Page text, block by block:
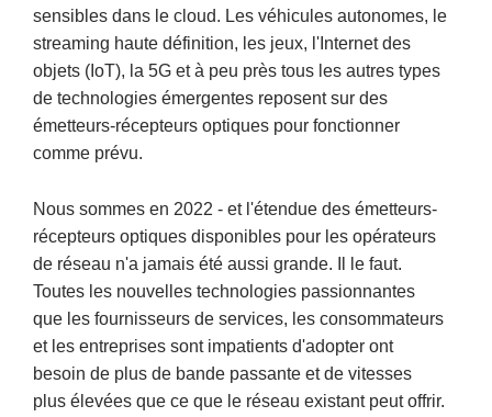
sensibles dans le cloud. Les véhicules autonomes, le
streaming haute définition, les jeux, l'Internet des
objets (IoT), la 5G et à peu près tous les autres types
de technologies émergentes reposent sur des
émetteurs-récepteurs optiques pour fonctionner
comme prévu.
Nous sommes en 2022 - et l'étendue des émetteurs-
récepteurs optiques disponibles pour les opérateurs
de réseau n'a jamais été aussi grande. Il le faut.
Toutes les nouvelles technologies passionnantes
que les fournisseurs de services, les consommateurs
et les entreprises sont impatients d'adopter ont
besoin de plus de bande passante et de vitesses
plus élevées que ce que le réseau existant peut offrir.